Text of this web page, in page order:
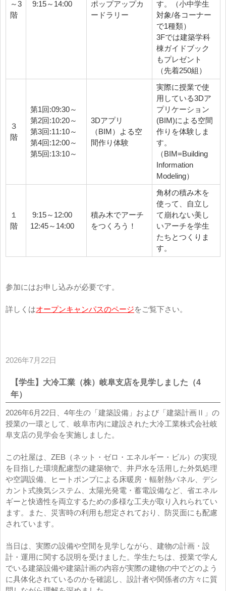
～3
階
9:15～14:00
ポップアップカ
ードラリー
す。（小中学生
対象/各コーナー
で1種類）
3Fでは建築学科
棟ガイドブック
もプレゼント
（先着250組）
３
階
第1回:09:30～
第2回:10:20～
第3回:11:10～
第4回:12:00～
第5回:13:10～
3Dアプリ
（BIM）よる空
間作り体験
実際に授業で使
用している3Dア
プリケーション
(BIM)による空間
作りを体験しま
す。
（BIM=Building
Information
Modeling）
１
階
9:15～12:00
12:45～14:00
積み木でアーチ
をつくろう！
角材の積み木を
使って、自立し
て崩れない美し
いアーチを学生
たちとつくりま
す。
参加にはお申し込みが必要です。
詳しくはオープンキャンパスのページをご覧下さい。
2026年7月22日
【学生】大冷工業（株）岐阜支店を見学しました（4
年）
2026年6月22日、4年生の「建築設備」および「建築計画Ⅱ」の
授業の一環として、岐阜市内に建設された大冷工業株式会社岐
阜支店の見学会を実施しました。
この社屋は、ZEB（ネット・ゼロ・エネルギー・ビル）の実現
を目指した環境配慮型の建築物で、井戸水を活用した外気処理
や空調設備、ヒートポンプによる床暖房・輻射熱パネル、デシ
カント式換気システム、太陽光発電・蓄電設備など、省エネル
ギーと快適性を両立するための多様な工夫が取り入れられてい
ます。また、災害時の利用も想定されており、防災面にも配慮
されています。
当日は、実際の設備や空間を見学しながら、建物の計画・設
計・運用に関する説明を受けました。学生たちは、授業で学ん
でいる建築設備や建築計画の内容が実際の建物の中でどのよう
に具体化されているのかを確認し、設計者や関係者の方々に質